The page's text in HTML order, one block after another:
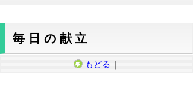
毎日の献立
もどる ｜